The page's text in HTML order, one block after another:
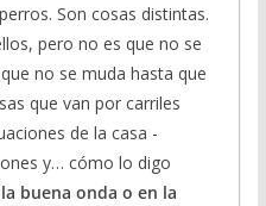
Son cosas distintas.
pero no es que no se
no se muda hasta que
que van por carriles
de la casa -
y… cómo lo digo
buena onda o en la